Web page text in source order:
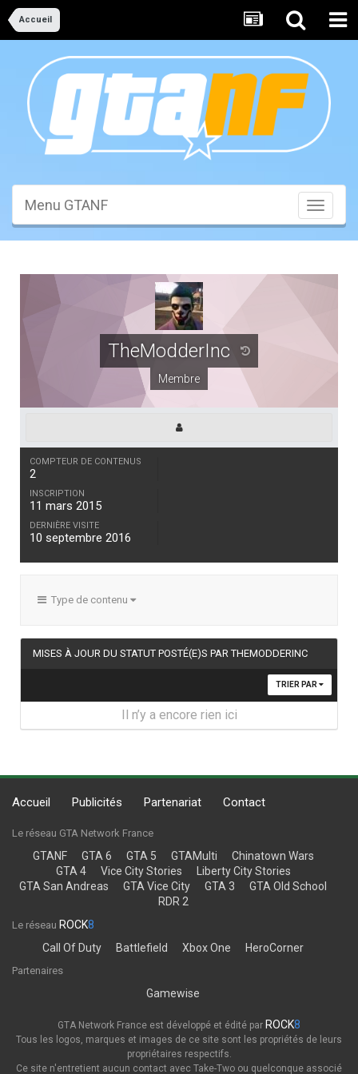
Accueil
Toggle
Menu GTANF
TheModderInc
Membre
COMPTEUR DE CONTENUS
2
INSCRIPTION
11 mars 2015
DERNIÈRE VISITE
10 septembre 2016
Type de contenu
MISES À JOUR DU STATUT POSTÉ(E)S PAR THEMODDERINC
TRIER PAR
Il n’y a encore rien ici
Accueil Publicités Partenariat Contact
Le réseau GTA Network France
GTANF GTA 6 GTA 5 GTAMulti
Chinatown Wars
GTA 4
Vice City Stories
Liberty City Stories
GTA San Andreas
GTA Vice City GTA 3
GTA Old School
RDR 2
Le réseau ROCK8
Call Of Duty
Battlefield Xbox One HeroCorner
Partenaires
Gamewise
GTA Network France est développé et édité par ROCK8
Tous les logos, marques et images de ce site sont les propriétés de leurs
propriétaires respectifs.
Ce site n'entretient aucun contact avec Take-Two ou quelconque associé